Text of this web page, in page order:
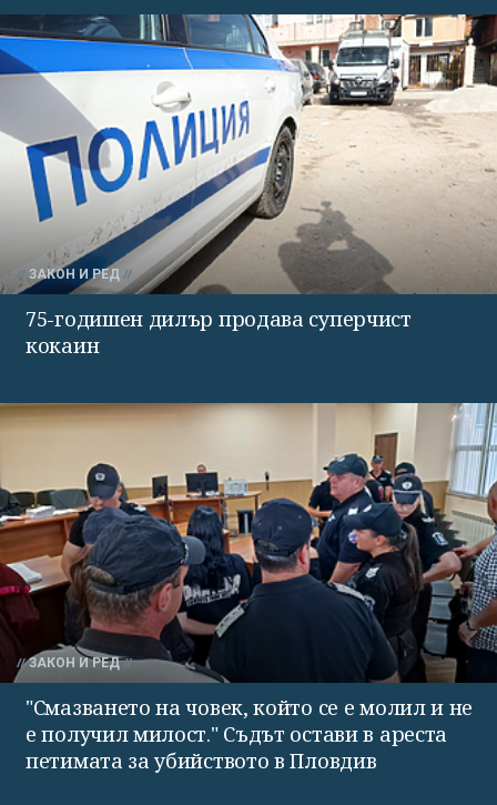
ЗАКОН И РЕД
75-годишен дилър продава суперчист
кокаин
ЗАКОН И РЕД
"Смазването на човек, който се е молил и не
е получил милост." Съдът остави в ареста
петимата за убийството в Пловдив